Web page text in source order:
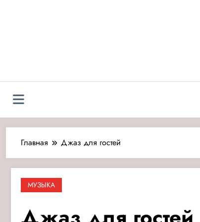
Главная Джаз для гостей
МУЗЫКА